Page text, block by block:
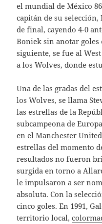
el mundial de México
capitán de su
de final, cayendo 4-0
Boniek sin anotar goles
siguiente, se fue al
a los Wolves, donde
Una de las gradas del
los Wolves, se llama
las estrellas de la
subcampeona de
en el Manchester
estrellas del momento
resultados no fueron
surgida en torno a
le impulsaron a ser
absoluta. Con la
cinco goles. En 1991,
territorio local,